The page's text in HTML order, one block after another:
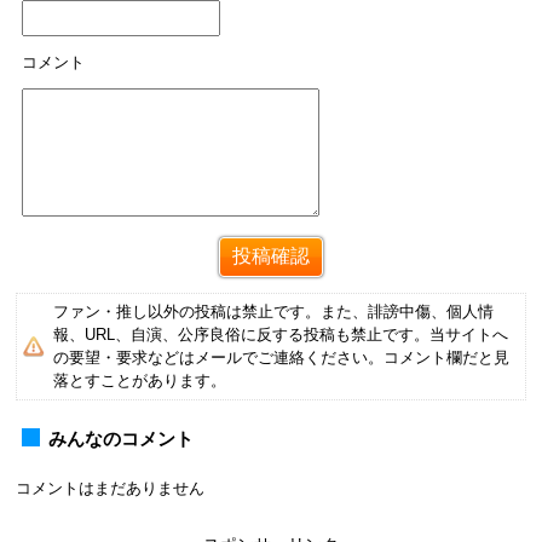
コメント
ファン・推し以外の投稿は禁止です。また、誹謗中傷、個人情
報、URL、自演、公序良俗に反する投稿も禁止です。当サイトへ
の要望・要求などはメールでご連絡ください。コメント欄だと見
落とすことがあります。
みんなのコメント
コメントはまだありません